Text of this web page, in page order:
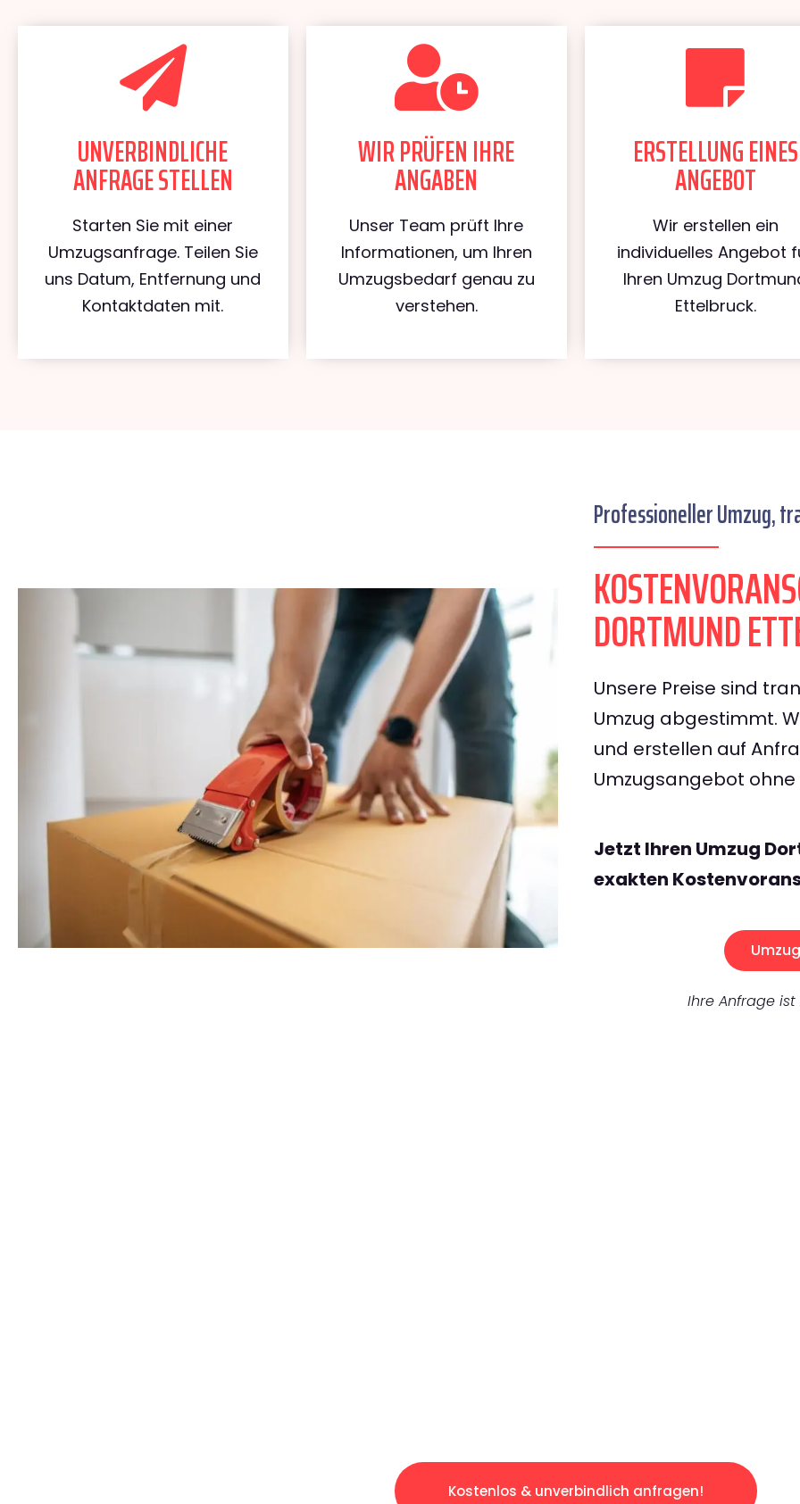
UNVERBINDLICHE
ANFRAGE STELLEN
Starten Sie mit einer
Umzugsanfrage. Teilen Sie
uns Datum, Entfernung und
Kontaktdaten mit.
WIR PRÜFEN IHRE
ANGABEN
Unser Team prüft Ihre
Informationen, um Ihren
Umzugsbedarf genau zu
verstehen.
ERSTELLUNG EINES
ANGEBOT
Wir erstellen ein
individuelles Angebot
Ihren Umzug
Ettelbruck.
Professioneller Umzug,
DORTMUND
Unsere Preise sind
Umzug abgestimmt.
und erstellen auf
Umzugsangebot
Jetzt Ihren Umzug
exakten
Ihre Anfrage ist
Kostenlos & unverbindlich anfragen!